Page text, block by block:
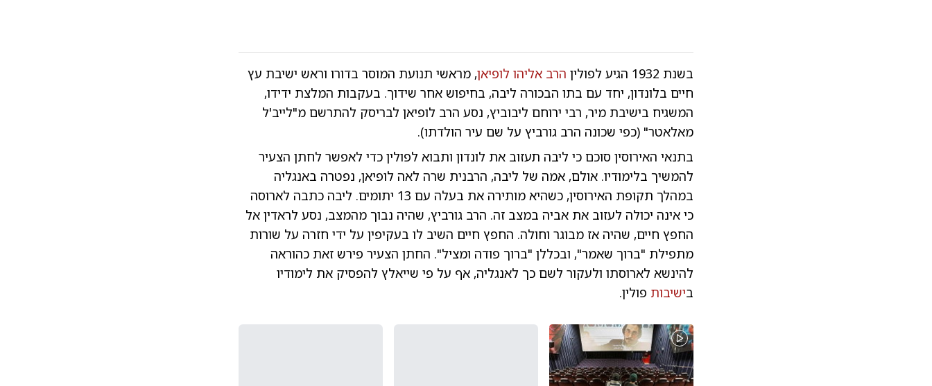
בשנת 1932 הגיע לפולין הרב אליהו לופיאן, מראשי תנועת המוסר בדורו וראש ישיבת עץ
חיים בלונדון, יחד עם בתו הבכורה ליבה, בחיפוש אחר שידוך. בעקבות המלצת ידידו,
המשגיח בישיבת מיר, רבי ירוחם ליבוביץ, נסע הרב לופיאן לבריסק להתרשם מ"לייב'ל
מאלאטר" (כפי שכונה הרב גורביץ על שם עיר הולדתו).
בתנאי האירוסין סוכם כי ליבה תעזוב את לונדון ותבוא לפולין כדי לאפשר לחתן הצעיר
להמשיך בלימודיו. אולם, אמה של ליבה, הרבנית שרה לאה לופיאן, נפטרה באנגליה
במהלך תקופת האירוסין, כשהיא מותירה את בעלה עם 13 יתומים. ליבה כתבה לארוסה
כי אינה יכולה לעזוב את אביה במצב זה. הרב גורביץ, שהיה נבוך מהמצב, נסע לראדין אל
החפץ חיים, שהיה אז מבוגר וחולה. החפץ חיים השיב לו בעקיפין על ידי חזרה על שורות
מתפילת "ברוך שאמר", ובכללן "ברוך פודה ומציל". החתן הצעיר פירש זאת כהוראה
להינשא לארוסתו ולעקור לשם כך לאנגליה, אף על פי שייאלץ להפסיק את לימודיו
בישיבות פולין.